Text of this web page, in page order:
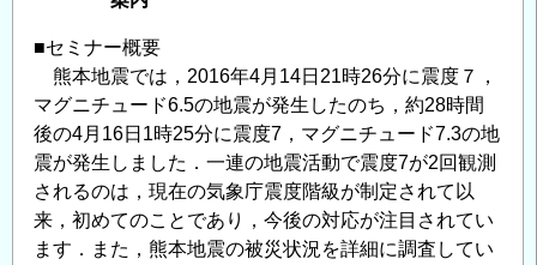
継
続
（BCP)]
の
ご
案
内
■セミナー概要
熊本地震では，2016年4月14日21時26分に震度７，
マグニチュード6.5の地震が発生したのち，約28時間
後の4月16日1時25分に震度7，マグニチュード7.3の地
震が発生しました．一連の地震活動で震度7が2回観測
されるのは，現在の気象庁震度階級が制定されて以
来，初めてのことであり，今後の対応が注目されてい
ます．また，熊本地震の被災状況を詳細に調査してい